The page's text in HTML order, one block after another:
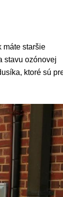
máte staršie
stavu ozónovej
ktoré sú